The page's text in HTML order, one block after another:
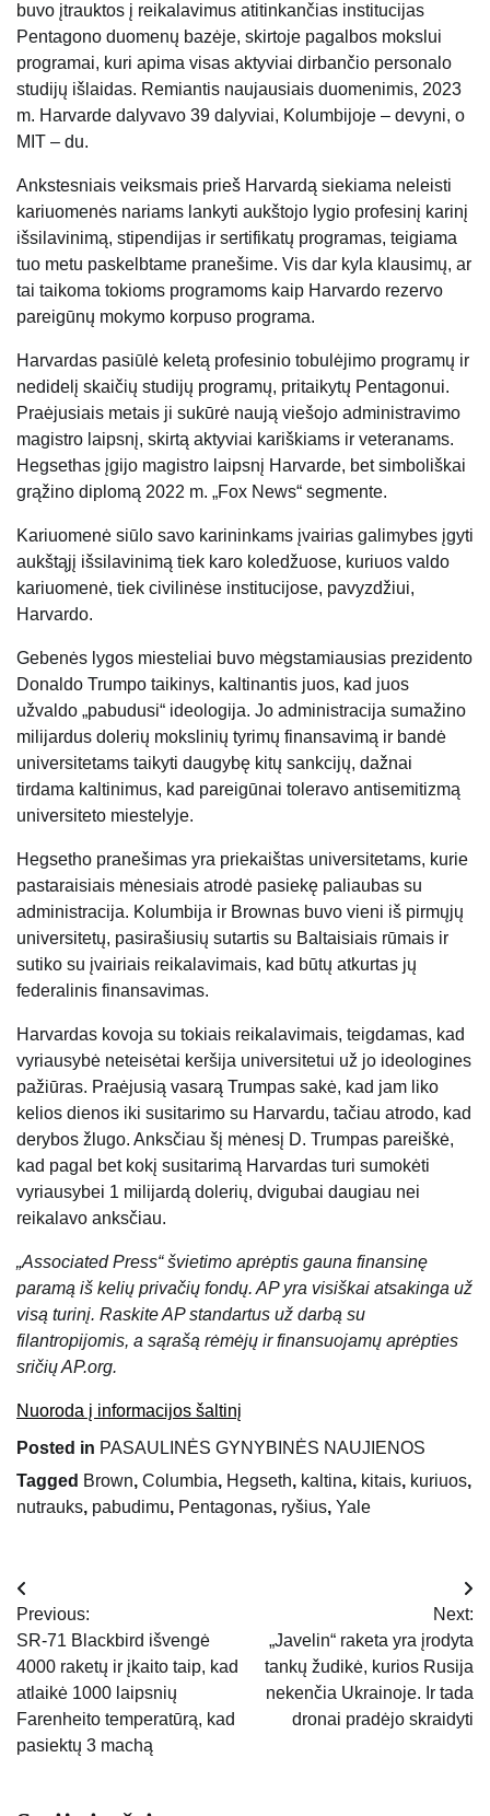
buvo įtrauktos į reikalavimus atitinkančias institucijas
Pentagono duomenų bazėje, skirtoje pagalbos mokslui
programai, kuri apima visas aktyviai dirbančio personalo
studijų išlaidas. Remiantis naujausiais duomenimis, 2023
m. Harvarde dalyvavo 39 dalyviai, Kolumbijoje – devyni, o
MIT – du.
Ankstesniais veiksmais prieš Harvardą siekiama neleisti
kariuomenės nariams lankyti aukštojo lygio profesinį karinį
išsilavinimą, stipendijas ir sertifikatų programas, teigiama
tuo metu paskelbtame pranešime. Vis dar kyla klausimų, ar
tai taikoma tokioms programoms kaip Harvardo rezervo
pareigūnų mokymo korpuso programa.
Harvardas pasiūlė keletą profesinio tobulėjimo programų ir
nedidelį skaičių studijų programų, pritaikytų Pentagonui.
Praėjusiais metais ji sukūrė naują viešojo administravimo
magistro laipsnį, skirtą aktyviai kariškiams ir veteranams.
Hegsethas įgijo magistro laipsnį Harvarde, bet simboliškai
grąžino diplomą 2022 m. „Fox News“ segmente.
Kariuomenė siūlo savo karininkams įvairias galimybes įgyti
aukštąjį išsilavinimą tiek karo koledžuose, kuriuos valdo
kariuomenė, tiek civilinėse institucijose, pavyzdžiui,
Harvardo.
Gebenės lygos miesteliai buvo mėgstamiausias prezidento
Donaldo Trumpo taikinys, kaltinantis juos, kad juos
užvaldo „pabudusi“ ideologija. Jo administracija sumažino
milijardus dolerių mokslinių tyrimų finansavimą ir bandė
universitetams taikyti daugybę kitų sankcijų, dažnai
tirdama kaltinimus, kad pareigūnai toleravo antisemitizmą
universiteto miestelyje.
Hegsetho pranešimas yra priekaištas universitetams, kurie
pastaraisiais mėnesiais atrodė pasiekę paliaubas su
administracija. Kolumbija ir Brownas buvo vieni iš pirmųjų
universitetų, pasirašiusių sutartis su Baltaisiais rūmais ir
sutiko su įvairiais reikalavimais, kad būtų atkurtas jų
federalinis finansavimas.
Harvardas kovoja su tokiais reikalavimais, teigdamas, kad
vyriausybė neteisėtai keršija universitetui už jo ideologines
pažiūras. Praėjusią vasarą Trumpas sakė, kad jam liko
kelios dienos iki susitarimo su Harvardu, tačiau atrodo, kad
derybos žlugo. Anksčiau šį mėnesį D. Trumpas pareiškė,
kad pagal bet kokį susitarimą Harvardas turi sumokėti
vyriausybei 1 milijardą dolerių, dvigubai daugiau nei
reikalavo anksčiau.
„Associated Press“ švietimo aprėptis gauna finansinę
paramą iš kelių privačių fondų. AP yra visiškai atsakinga už
visą turinį. Raskite APstandartus už darbą su
filantropijomis, a sąrašą rėmėjų ir finansuojamų aprėpties
sričių AP.org.
Nuoroda į informacijos šaltinį
Posted in PASAULINĖS GYNYBINĖS NAUJIENOS
Tagged Brown, Columbia, Hegseth, kaltina, kitais, kuriuos,
nutrauks, pabudimu, Pentagonas, ryšius, Yale
Navigacija
tarp
įrašų
Previous:
SR-71 Blackbird išvengė
4000 raketų ir įkaito taip, kad
atlaikė 1000 laipsnių
Farenheito temperatūrą, kad
pasiektų 3 machą
Next:
„Javelin“ raketa yra įrodyta
tankų žudikė, kurios Rusija
nekenčia Ukrainoje. Ir tada
dronai pradėjo skraidyti